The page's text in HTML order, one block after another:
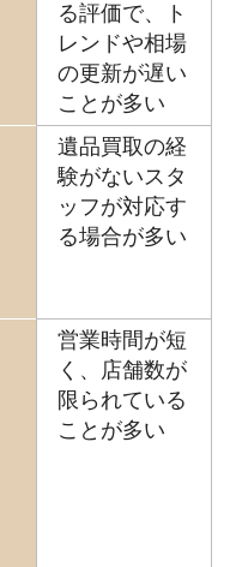
る評価で、ト
レンドや相場
の更新が遅い
ことが多い
遺品買取の経
験がないスタ
ッフが対応す
る場合が多い
営業時間が短
く、店舗数が
限られている
ことが多い